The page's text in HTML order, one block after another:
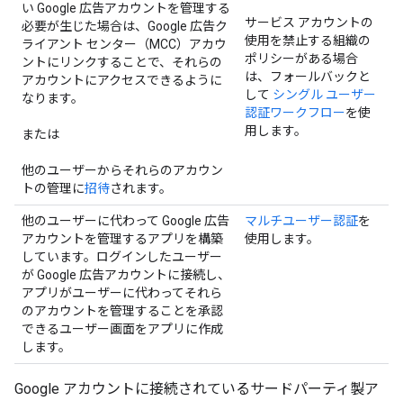
い Google 広告アカウントを管理する
必要が生じた場合は、Google 広告ク
ライアント センター（MCC）アカウ
ントにリンクすることで、それらの
アカウントにアクセスできるように
なります。
または
他のユーザーからそれらのアカウン
トの管理に招待されます。
サービス アカウントの
使用を禁止する組織の
ポリシーがある場合
は、フォールバックと
して シングル ユーザー
認証ワークフローを使
用します。
他のユーザーに代わって Google 広告
アカウントを管理するアプリを構築
しています。ログインしたユーザー
が Google 広告アカウントに接続し、
アプリがユーザーに代わってそれら
のアカウントを管理することを承認
できるユーザー画面をアプリに作成
します。
マルチユーザー認証を
使用します。
Google アカウントに接続されているサードパーティ製ア